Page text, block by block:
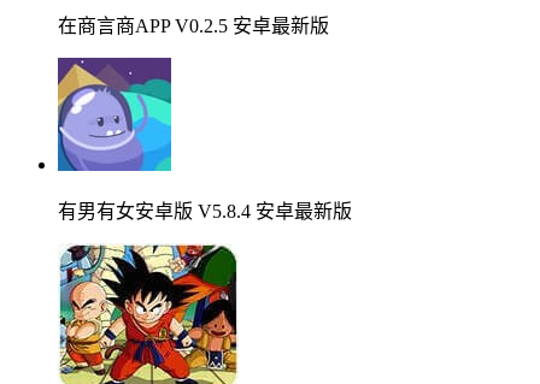
在商言商APP V0.2.5 安卓最新版
有男有女安卓版 V5.8.4 安卓最新版